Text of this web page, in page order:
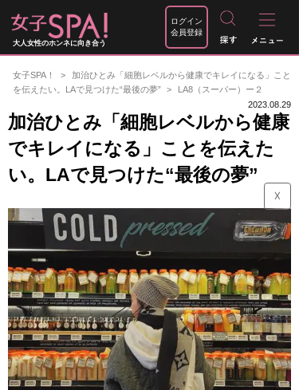
大人女性のホンネに向き合う
ログイン
会員登録
女子SPA！
加治ひとみ「細胞レベルから健康でキレイになる」こと
を伝えたい。LAで見つけた“最後の夢”
LA8（スーパー）ー２
2023.08.29
加治ひとみ「細胞レベルから健康
でキレイになる」ことを伝えた
い。LAで見つけた“最後の夢”
☓